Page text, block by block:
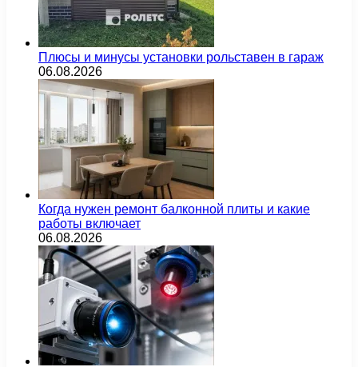
Плюсы и минусы установки рольставен в гараж
06.08.2026
Когда нужен ремонт балконной плиты и какие
работы включает
06.08.2026